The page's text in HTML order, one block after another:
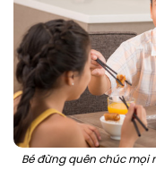
Bé đừng quên chúc